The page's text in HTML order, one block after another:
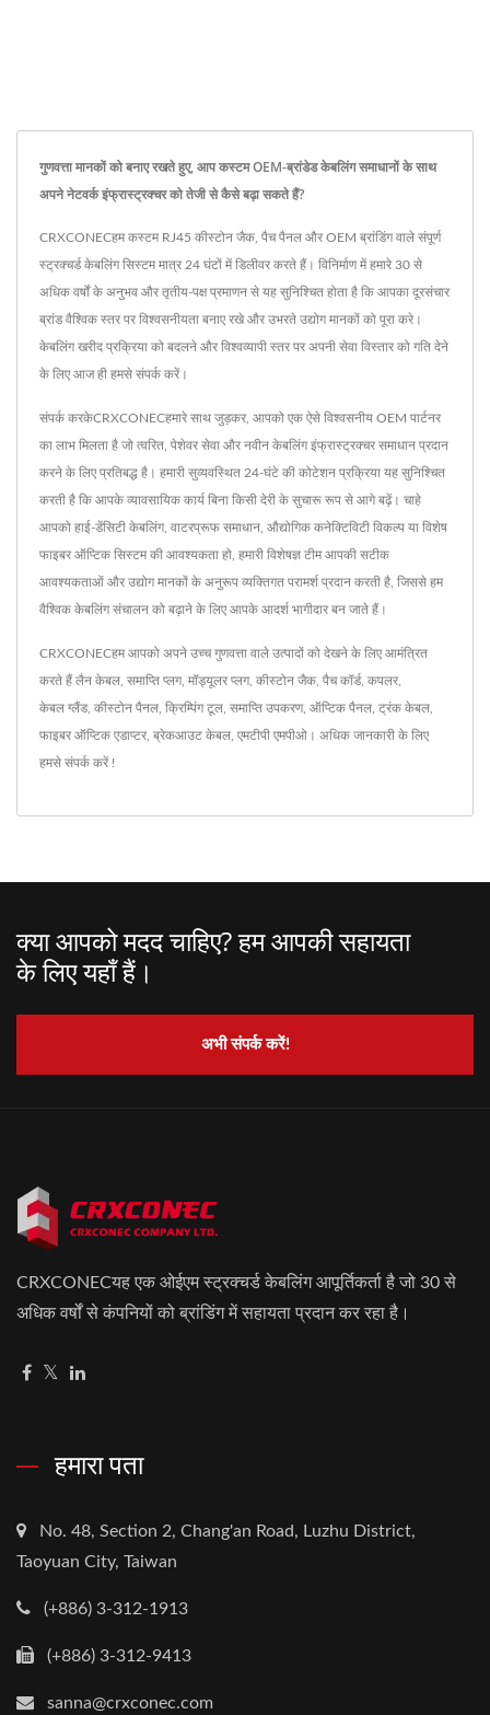
गुणवत्ता मानकों को बनाए रखते हुए, आप कस्टम OEM-ब्रांडेड केबलिंग समाधानों के साथ
अपने नेटवर्क इंफ्रास्ट्रक्चर को तेजी से कैसे बढ़ा सकते हैं?
CRXCONECहम कस्टम RJ45 कीस्टोन जैक, पैच पैनल और OEM ब्रांडिंग वाले संपूर्ण
स्ट्रक्चर्ड केबलिंग सिस्टम मात्र 24 घंटों में डिलीवर करते हैं। विनिर्माण में हमारे 30 से
अधिक वर्षों के अनुभव और तृतीय-पक्ष प्रमाणन से यह सुनिश्चित होता है कि आपका दूरसंचार
ब्रांड वैश्विक स्तर पर विश्वसनीयता बनाए रखे और उभरते उद्योग मानकों को पूरा करे।
केबलिंग खरीद प्रक्रिया को बदलने और विश्वव्यापी स्तर पर अपनी सेवा विस्तार को गति देने
के लिए आज ही हमसे संपर्क करें।
संपर्क करकेCRXCONECहमारे साथ जुड़कर, आपको एक ऐसे विश्वसनीय OEM पार्टनर
का लाभ मिलता है जो त्वरित, पेशेवर सेवा और नवीन केबलिंग इंफ्रास्ट्रक्चर समाधान प्रदान
करने के लिए प्रतिबद्ध है। हमारी सुव्यवस्थित 24-घंटे की कोटेशन प्रक्रिया यह सुनिश्चित
करती है कि आपके व्यावसायिक कार्य बिना किसी देरी के सुचारू रूप से आगे बढ़ें। चाहे
आपको हाई-डेंसिटी केबलिंग, वाटरप्रूफ समाधान, औद्योगिक कनेक्टिविटी विकल्प या विशेष
फाइबर ऑप्टिक सिस्टम की आवश्यकता हो, हमारी विशेषज्ञ टीम आपकी सटीक
आवश्यकताओं और उद्योग मानकों के अनुरूप व्यक्तिगत परामर्श प्रदान करती है, जिससे हम
वैश्विक केबलिंग संचालन को बढ़ाने के लिए आपके आदर्श भागीदार बन जाते हैं।
CRXCONECहम आपको अपने उच्च गुणवत्ता वाले उत्पादों को देखने के लिए आमंत्रित
करते हैं लैन केबल समाप्ति प्लग, मॉड्यूलर प्लग, कीस्टोन जैक पैच कॉर्ड, कपलर,
केबल ग्लैंड, कीस्टोन पैनल क्रिम्पिंग टूल समाप्ति उपकरण, ऑप्टिक पैनल ट्रंक केबल
फाइबर ऑप्टिक एडाप्टर, ब्रेकआउट केबल एमटीपी एमपीओ । अधिक जानकारी के लिए
हमसे संपर्क करें !
क्या आपको मदद चाहिए? हम आपकी सहायता
के लिए यहाँ हैं।
अभी संपर्क करें!
CRXCONECयह एक ओईएम स्ट्रक्चर्ड केबलिंग आपूर्तिकर्ता है जो 30 से
अधिक वर्षों से कंपनियों को ब्रांडिंग में सहायता प्रदान कर रहा है।
हमारा पता
No. 48, Section 2, Chang'an Road, Luzhu District,
Taoyuan City, Taiwan
(+886) 3-312-1913
(+886) 3-312-9413
sanna@crxconec.com